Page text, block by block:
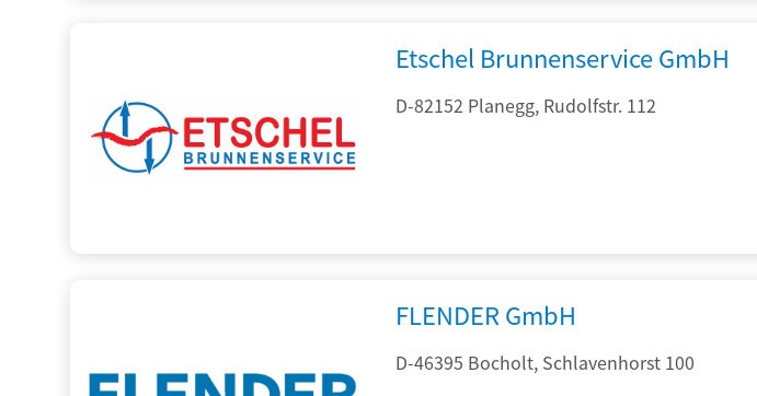
Etschel Brunnenservice GmbH
D-82152 Planegg, Rudolfstr. 112
FLENDER GmbH
D-46395 Bocholt, Schlavenhorst 100